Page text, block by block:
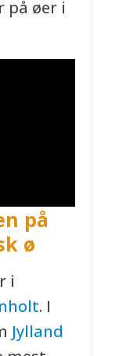
på øer i
på
ø
i
. I
Jylland